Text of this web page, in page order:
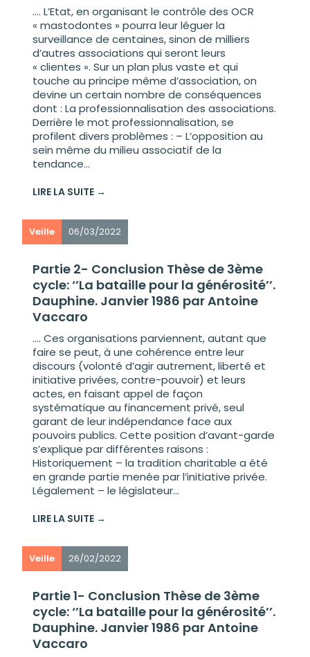
…. L’Etat, en organisant le contrôle des OCR
« mastodontes » pourra leur léguer la
surveillance de centaines, sinon de milliers
d’autres associations qui seront leurs
« clientes ». Sur un plan plus vaste et qui
touche au principe même d’association, on
devine un certain nombre de conséquences
dont : La professionnalisation des associations.
Derrière le mot professionnalisation, se
profilent divers problèmes : – L’opposition au
sein même du milieu associatif de la
tendance...
LIRE LA SUITE →
Veille 06/03/2022
Partie 2- Conclusion Thèse de 3ème
cycle: ‘’La bataille pour la générosité’’.
Dauphine. Janvier 1986 par Antoine
Vaccaro
…. Ces organisations parviennent, autant que
faire se peut, à une cohérence entre leur
discours (volonté d’agir autrement, liberté et
initiative privées, contre-pouvoir) et leurs
actes, en faisant appel de façon
systématique au financement privé, seul
garant de leur indépendance face aux
pouvoirs publics. Cette position d’avant-garde
s’explique par différentes raisons :
Historiquement – la tradition charitable a été
en grande partie menée par l’initiative privée.
Légalement – le législateur...
LIRE LA SUITE →
Veille 26/02/2022
Partie 1- Conclusion Thèse de 3ème
cycle: ‘’La bataille pour la générosité’’.
Dauphine. Janvier 1986 par Antoine
Vaccaro